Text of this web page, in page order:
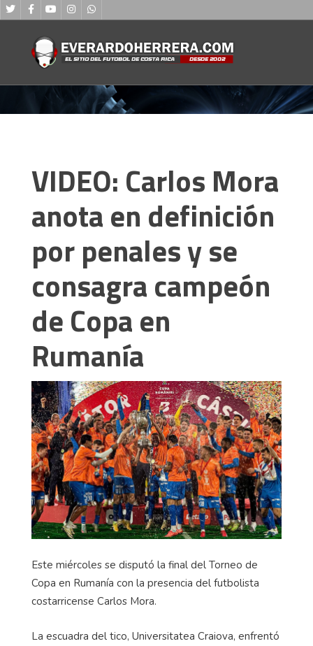
VIDEO: Carlos Mora
anota en definición
por penales y se
consagra campeón
de Copa en
Rumanía
Este miércoles se disputó la final del Torneo de
Copa en Rumanía con la presencia del futbolista
costarricense Carlos Mora.
La escuadra del tico, Universitatea Craiova, enfrentó